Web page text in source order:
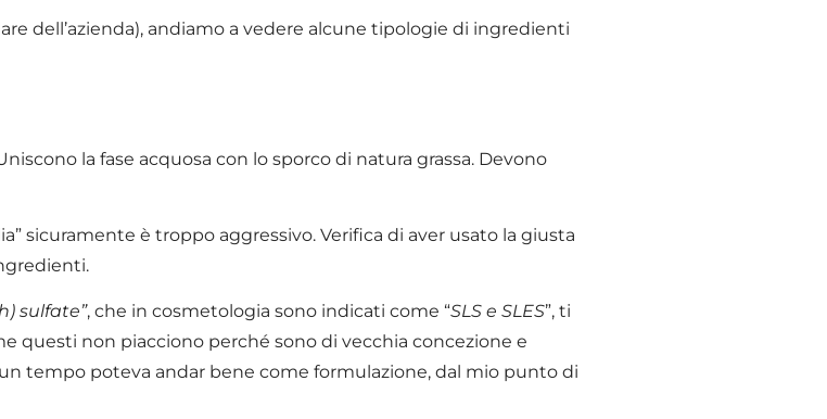
dell’azienda), andiamo a vedere alcune tipologie di ingredienti
la fase acquosa con lo sporco di natura grassa. Devono
sicuramente è troppo aggressivo. Verifica di aver usato la giusta
sulfate”, che in cosmetologia sono indicati come “SLS e SLES”, ti
questi non piacciono perché sono di vecchia concezione e
tempo poteva andar bene come formulazione, dal mio punto di